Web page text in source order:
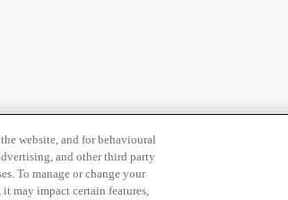
website, and for behavioural
and other third party
To manage or change your
may impact certain features,